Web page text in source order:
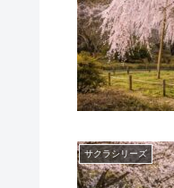
サクラシリーズ